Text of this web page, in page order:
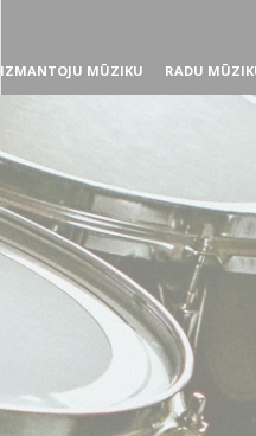
IZMANTOJU MŪZIKU RADU